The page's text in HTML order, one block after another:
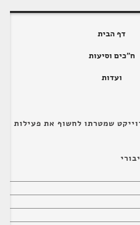
דף הבית
ח"כים וסיעות
ועדות
שמטרתו לחשוף את פעילות